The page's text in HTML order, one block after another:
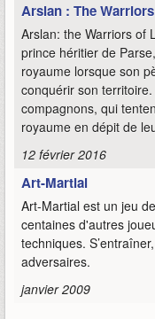
Arslan : The
Arslan: the Warriors of
prince héritier de
royaume lorsque son
conquérir son
compagnons, qui
royaume en dépit de
12 février 2016
Art-Martial
Art-Martial est un jeu
centaines d'autres
techniques.
adversaires.
janvier 2009